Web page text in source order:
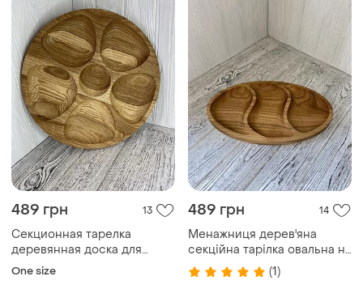
489 грн 13
Секционная тарелка
деревянная доска для
подачи блюд 33 см,
One size
489 грн 14
Менажниця дерев'яна
секційна тарілка овальна на
3 секції для подавання
страв
(1)